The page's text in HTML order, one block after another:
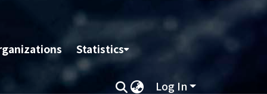
Statistics
Log In